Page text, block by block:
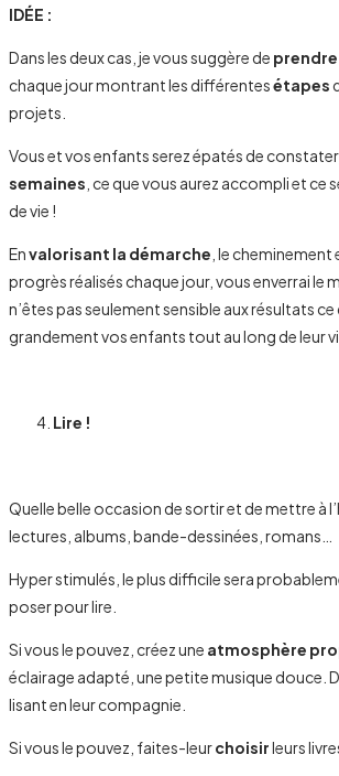
IDÉE :
Dans les deux cas, je vous suggère de
chaque jour montrant les différentesétapes
projets.
Vous et vos enfants serez épatés de
semaines , ce que vous aurez accompli et ce
de vie !
Envalorisant la démarche , le
progrès réalisés chaque jour, vous enverrai le
n’êtes pas seulement sensible aux résultats ce
grandement vos enfants tout au long de leur
Lire !
Quelle belle occasion de sortir et de mettre à
lectures, albums, bande-dessinées, romans…
Hyper stimulés, le plus difficile sera
poser pour lire.
Si vous le pouvez, créez une atmosphère
éclairage adapté, une petite musique douce.
lisant en leur compagnie.
Si vous le pouvez, faites-leurchoisirleurs